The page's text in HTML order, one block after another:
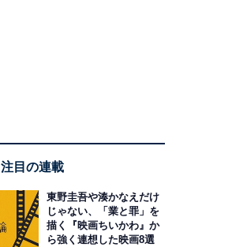
注目の連載
東野圭吾や湊かなえだけ
じゃない、「業と罪」を
描く『映画ちいかわ』か
ら強く連想した映画8選